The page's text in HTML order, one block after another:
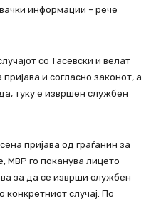
информации – рече
со Тасевски и велат
и согласно законот, а
туку е извршен службен
пријава од граѓанин за
МВР го поканува лицето
за да се изврши службен
конкретниот случај. По